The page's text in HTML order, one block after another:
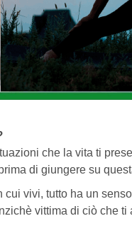
che la vita ti
di giungere su
vivi, tutto ha un
vittima di ciò che ti